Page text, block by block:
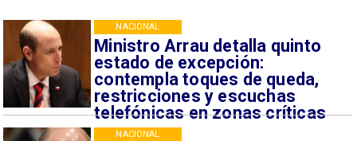
Ministro Arrau detalla quinto
estado de excepción:
contempla toques de queda,
restricciones y escuchas
telefónicas en zonas críticas
NACIONAL
NACIONAL